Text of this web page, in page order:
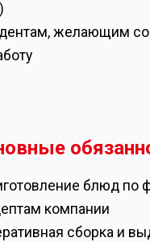
желающим
блюд по
компании
сборка и